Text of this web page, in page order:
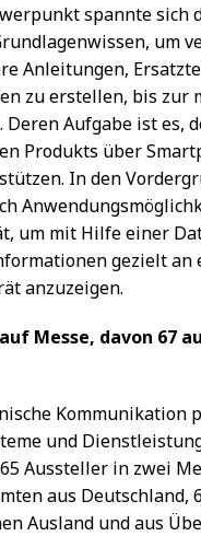
spannte sich
um
Anleitungen,
zu erstellen, bis zur
Deren Aufgabe ist es,
Produkts über
In den
um mit Hilfe einer
gezielt an
anzuzeigen.
Messe, davon 67
Kommunikation
und
Aussteller in zwei
aus Deutschland,
Ausland und aus